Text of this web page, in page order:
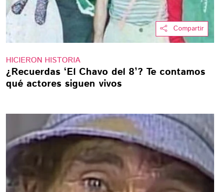
Compartir
HICIERON HISTORIA
¿Recuerdas ‘El Chavo del 8’? Te contamos
qué actores siguen vivos